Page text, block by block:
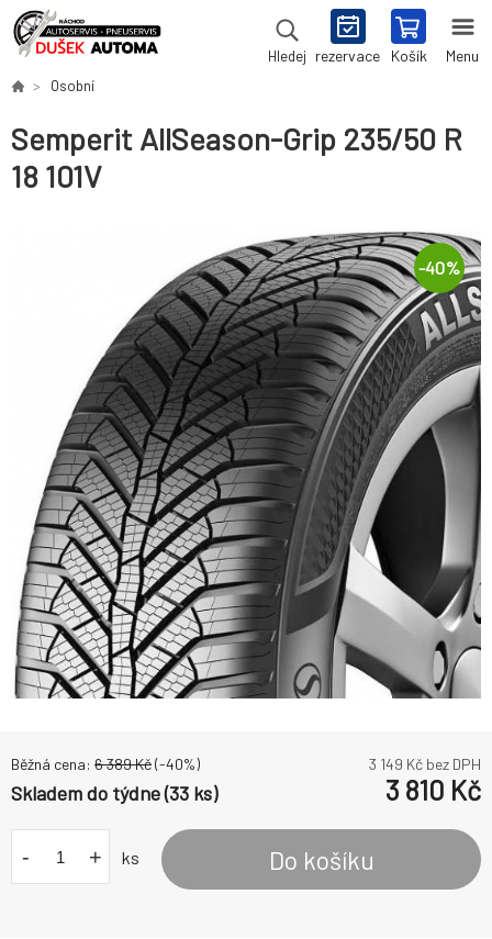
Hledej rezervace Košík Menu
Osobní
Semperit AllSeason-Grip 235/50 R
18 101V
-40%
Běžná cena: 6 389Kč(-40%) 3 149 Kč bez DPH
Skladem do týdne (33 ks) 3 810 Kč
- + ks Do košíku